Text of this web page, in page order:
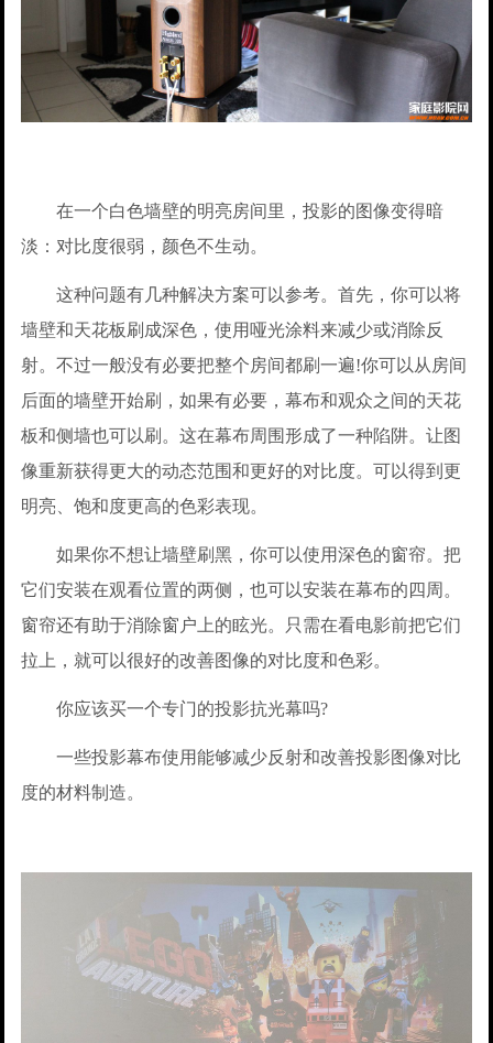
在一个白色墙壁的明亮房间里，投影的图像变得暗
淡：对比度很弱，颜色不生动。
这种问题有几种解决方案可以参考。首先，你可以将
墙壁和天花板刷成深色，使用哑光涂料来减少或消除反
射。不过一般没有必要把整个房间都刷一遍!你可以从房间
后面的墙壁开始刷，如果有必要，幕布和观众之间的天花
板和侧墙也可以刷。这在幕布周围形成了一种陷阱。让图
像重新获得更大的动态范围和更好的对比度。可以得到更
明亮、饱和度更高的色彩表现。
如果你不想让墙壁刷黑，你可以使用深色的窗帘。把
它们安装在观看位置的两侧，也可以安装在幕布的四周。
窗帘还有助于消除窗户上的眩光。只需在看电影前把它们
拉上，就可以很好的改善图像的对比度和色彩。
你应该买一个专门的投影抗光幕吗?
一些投影幕布使用能够减少反射和改善投影图像对比
度的材料制造。